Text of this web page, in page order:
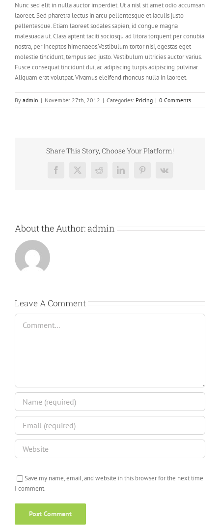
Nunc sed elit in nulla auctor imperdiet. Ut a nisl sit amet odio accumsan
laoreet. Sed pharetra lectus in arcu pellentesque et iaculis justo
pellentesque. Etiam laoreet sodales sapien, id congue magna
malesuada ut. Class aptent taciti sociosqu ad litora torquent per conubia
nostra, per inceptos himenaeos.Vestibulum tortor nisi, egestas eget
molestie tincidunt, tempus sed justo. Vestibulum ultricies auctor varius.
Fusce consequat tincidunt dui, ac adipiscing turpis adipiscing pulvinar.
Aliquam erat volutpat. Vivamus eleifend rhoncus nulla in laoreet.
By admin | November 27th, 2012 | Categories: Pricing | 0 Comments
Share This Story, Choose Your Platform!
Facebook
X RedditLinkedInPinterest
Vk
About the Author:admin
Leave A Comment
Comment
Save my name, email, and website in this browser for the next time
I comment.